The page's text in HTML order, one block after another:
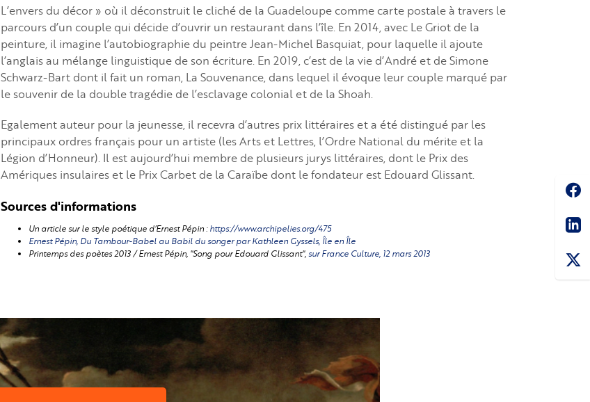
L’envers du décor » où il déconstruit le cliché de la Guadeloupe comme carte postale à travers le
parcours d’un couple qui décide d’ouvrir un restaurant dans l’île. En 2014, avec Le Griot de la
peinture, il imagine l’autobiographie du peintre Jean-Michel Basquiat, pour laquelle il ajoute
l’anglais au mélange linguistique de son écriture. En 2019, c’est de la vie d’André et de Simone
Schwarz-Bart dont il fait un roman, La Souvenance, dans lequel il évoque leur couple marqué par
le souvenir de la double tragédie de l’esclavage colonial et de la Shoah.
Egalement auteur pour la jeunesse, il recevra d’autres prix littéraires et a été distingué par les
principaux ordres français pour un artiste (les Arts et Lettres, l’Ordre National du mérite et la
Légion d’Honneur). Il est aujourd’hui membre de plusieurs jurys littéraires, dont le Prix des
Amériques insulaires et le Prix Carbet de la Caraïbe dont le fondateur est Edouard Glissant.
Sources d'informations
Un article sur le style poétique d’Ernest Pépin :https://www.archipelies.org/475
Ernest Pépin, Du Tambour-Babel au Babil du songer par Kathleen Gyssels, Île en Île
Printemps des poètes 2013 / Ernest Pépin, "Song pour Edouard Glissant",sur France Culture, 12 mars 2013